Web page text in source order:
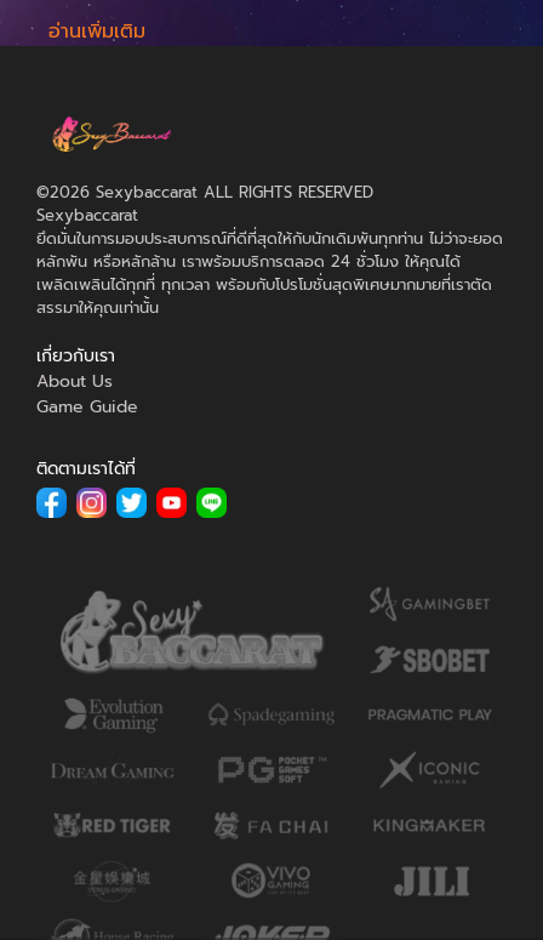
อ่านเพิ่มเติม
©2026 Sexybaccarat ALL RIGHTS RESERVED
Sexybaccarat
ยึดมั่นในการมอบประสบการณ์ที่ดีที่สุดให้กับนักเดิมพันทุกท่าน ไม่ว่าจะยอด
หลักพัน หรือหลักล้าน เราพร้อมบริการตลอด 24 ชั่วโมง ให้คุณได้
เพลิดเพลินได้ทุกที่ ทุกเวลา พร้อมกับโปรโมชั่นสุดพิเศษมากมายที่เราตัด
สรรมาให้คุณเท่านั้น
เกี่ยวกับเรา
About Us
Game Guide
ติดตามเราได้ที่